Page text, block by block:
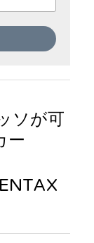
ソが可
ー